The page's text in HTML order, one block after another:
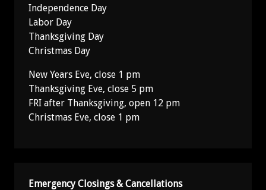
Independence Day
Labor Day
Thanksgiving Day
Christmas Day
New Years Eve, close 1 pm
Thanksgiving Eve, close 5 pm
FRI after Thanksgiving, open 12 pm
Christmas Eve, close 1 pm
Emergency Closings & Cancellations